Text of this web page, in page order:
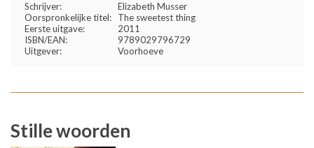
Schrijver:
Elizabeth Musser
Oorspronkelijke titel:
The sweetest thing
Eerste uitgave:
2011
ISBN/EAN:
9789029796729
Uitgever:
Voorhoeve
Stille woorden